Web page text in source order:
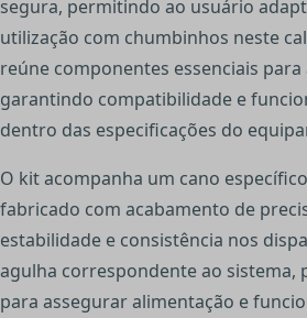
segura, permitindo ao usuário
utilização com chumbinhos neste
reúne componentes essenciais
garantindo compatibilidade e
dentro das especificações do
O kit acompanha um cano
fabricado com acabamento de
estabilidade e consistência nos
agulha correspondente ao sistema,
para assegurar alimentação e